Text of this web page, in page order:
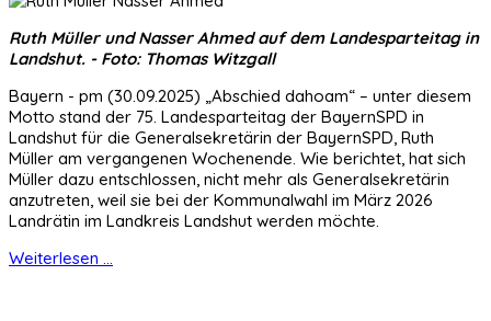
Ruth Müller und Nasser Ahmed auf dem Landesparteitag in
Landshut. - Foto: Thomas Witzgall
Bayern - pm (30.09.2025) „Abschied dahoam“ – unter diesem
Motto stand der 75. Landesparteitag der BayernSPD in
Landshut für die Generalsekretärin der BayernSPD, Ruth
Müller am vergangenen Wochenende. Wie berichtet, hat sich
Müller dazu entschlossen, nicht mehr als Generalsekretärin
anzutreten, weil sie bei der Kommunalwahl im März 2026
Landrätin im Landkreis Landshut werden möchte.
Weiterlesen ...